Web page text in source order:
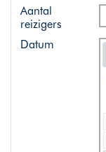
Aantal
reizigers
Datum